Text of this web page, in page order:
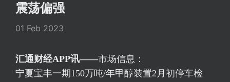
震荡偏强
01 Feb 2023
汇通财经APP讯——市场信息：
宁夏宝丰一期150万吨/年甲醇装置2月初停车检